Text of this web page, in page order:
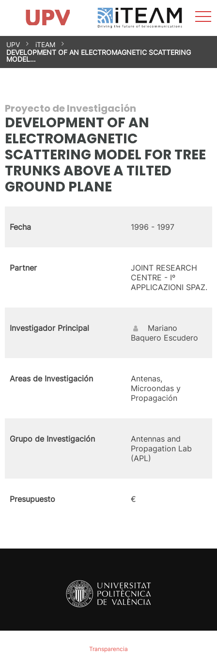
Saltar
contenido
Impacto
Grupos de investigación
Instalaciones
Spin-offs
Contacto
Prácticas
Noticias
Unidad de Igualdad
UPV
iTEAM
DEVELOPMENT OF AN ELECTROMAGNETIC SCATTERING
MODEL…
Proyecto de Investigación
DEVELOPMENT OF AN
ELECTROMAGNETIC
SCATTERING MODEL FOR TREE
TRUNKS ABOVE A TILTED
GROUND PLANE
Fecha 1996 - 1997
Partner
JOINT RESEARCH
CENTRE - Iº
APPLICAZIONI SPAZ.
Investigador Principal
Mariano
Baquero Escudero
Areas de Investigación
Antenas,
Microondas y
Propagación
Grupo de Investigación
Antennas and
Propagation Lab
(APL)
Presupuesto €
Transparencia